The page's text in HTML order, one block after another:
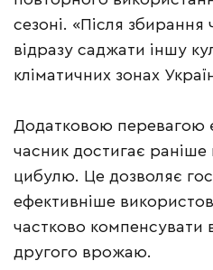
сезоні. «Після
відразу саджати іншу
кліматичних зонах
Додатковою перевагою
часник достигає раніше
цибулю. Це дозволяє
ефективніше
частково компенсувати
другого врожаю.